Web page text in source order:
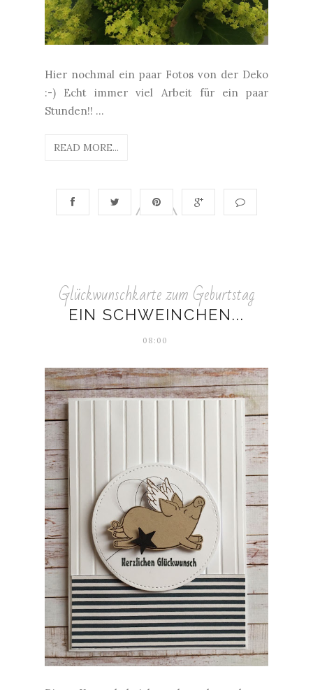
Hier nochmal ein paar Fotos von der Deko
:-) Echt immer viel Arbeit für ein paar
Stunden!! ...
READ MORE...
Glückwunschkarte zum Geburtstag
EIN SCHWEINCHEN...
08:00